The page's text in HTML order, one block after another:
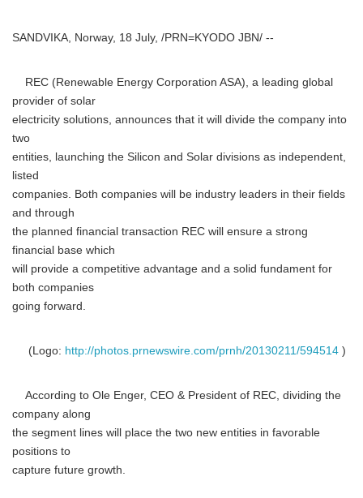
SANDVIKA, Norway, 18 July, /PRN=KYODO JBN/ --
REC (Renewable Energy Corporation ASA), a leading global
provider of solar
electricity solutions, announces that it will divide the company into
two
entities, launching the Silicon and Solar divisions as independent,
listed
companies. Both companies will be industry leaders in their fields
and through
the planned financial transaction REC will ensure a strong
financial base which
will provide a competitive advantage and a solid fundament for
both companies
going forward.
(Logo: http://photos.prnewswire.com/prnh/20130211/594514 )
According to Ole Enger, CEO & President of REC, dividing the
company along
the segment lines will place the two new entities in favorable
positions to
capture future growth.